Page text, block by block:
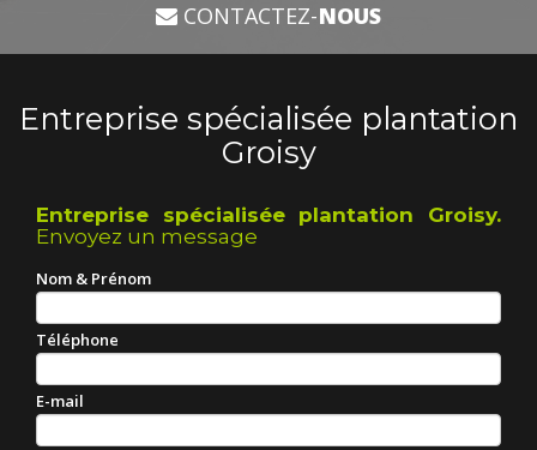
CONTACTEZ-NOUS
Entreprise spécialisée plantation
Groisy
Entreprise spécialisée plantation Groisy.
Envoyez un message
Nom & Prénom
Téléphone
E-mail